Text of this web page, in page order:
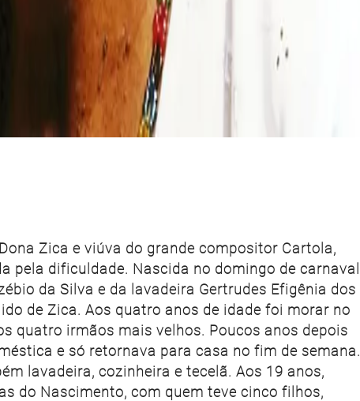
Zica e viúva do grande compositor Cartola,
pela dificuldade. Nascida no domingo de carnaval
da Silva e da lavadeira Gertrudes Efigênia dos
de Zica. Aos quatro anos de idade foi morar no
quatro irmãos mais velhos. Poucos anos depois
e só retornava para casa no fim de semana.
lavadeira, cozinheira e tecelã. Aos 19 anos,
do Nascimento, com quem teve cinco filhos,